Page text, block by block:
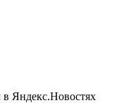
Яндекс.Новостях